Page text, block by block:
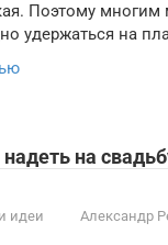
Поэтому
удержаться на
на
идеи Александр